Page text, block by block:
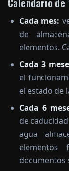
Cada mes:
de
elementos.
Cada 3
el
el estado de
Cada 6
de
agua
elementos
documentos